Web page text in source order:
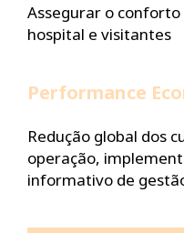
Assegurar o conforto
hospital e visitantes
Performance
Redução global dos
operação,
informativo de